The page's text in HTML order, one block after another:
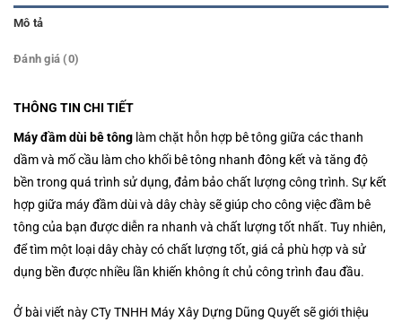
Mô tả
Đánh giá (0)
THÔNG TIN CHI TIẾT
Máy đầm dùi bê tông làm chặt hỗn hợp bê tông giữa các thanh
dầm và mố cầu làm cho khối bê tông nhanh đông kết và tăng độ
bền trong quá trình sử dụng, đảm bảo chất lượng công trình. Sự kết
hợp giữa máy đầm dùi và dây chày sẽ giúp cho công việc đầm bê
tông của bạn được diễn ra nhanh và chất lượng tốt nhất. Tuy nhiên,
để tìm một loại dây chày có chất lượng tốt, giá cả phù hợp và sử
dụng bền được nhiều lần khiến không ít chủ công trình đau đầu.
Ở bài viết này CTy TNHH Máy Xây Dựng Dũng Quyết sẽ giới thiệu